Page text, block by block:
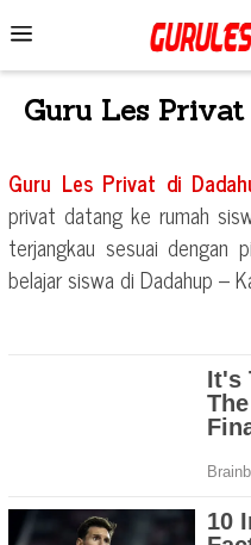
to
contentMenu
Guru Les Privat
Guru Les Privat di
privat datang ke rumah
terjangkau sesuai dengan
belajar siswa di Dadahup –